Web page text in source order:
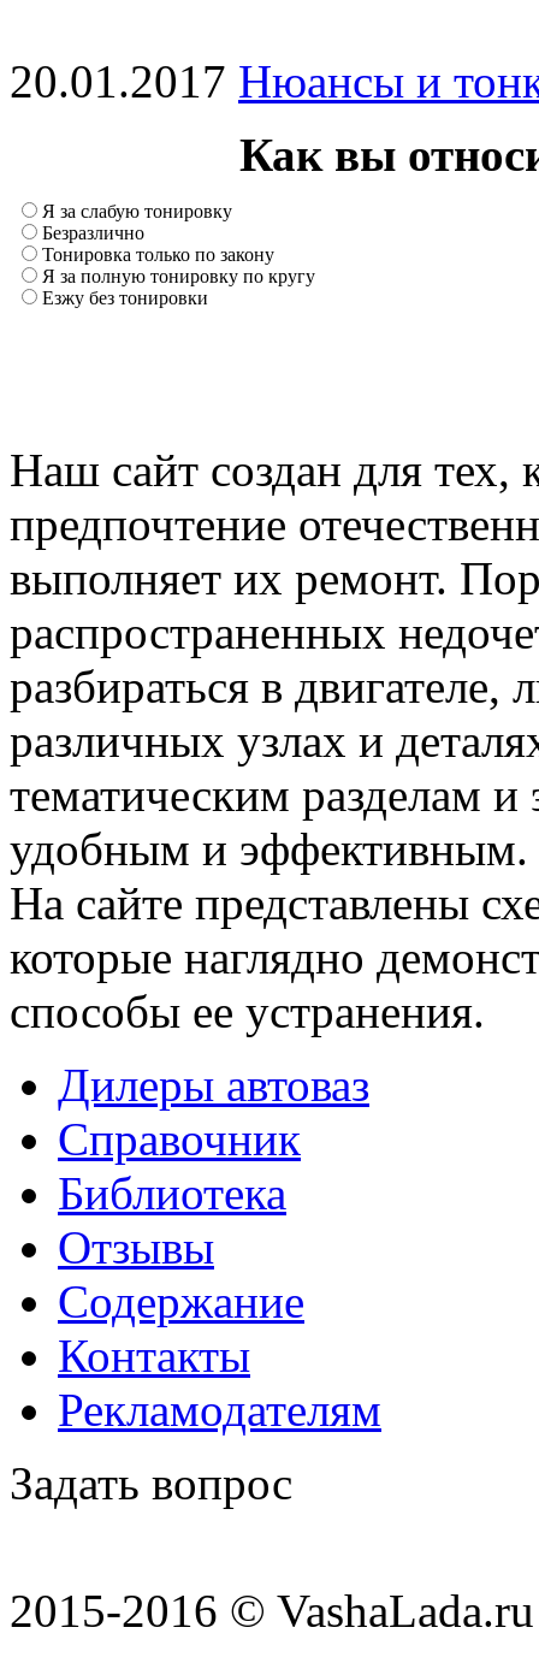
20.01.2017 Нюансы и
Как вы
Я за слабую тонировку
Безразлично
Тонировка только по закону
Я за полную тонировку по кругу
Езжу без тонировки
Наш сайт создан для тех,
предпочтение
выполняет их ремонт.
распространенных
разбираться в двигателе,
различных узлах и
тематическим разделам и
удобным и эффективным.
На сайте представлены
которые наглядно
способы ее устранения.
Дилеры автоваз
Справочник
Библиотека
Отзывы
Содержание
Контакты
Рекламодателям
Задать вопрос
2015-2016 © VashaLada.ru